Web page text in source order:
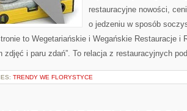
restauracyjne nowości,
o jedzeniu w sposób
to Wegetariańskie i Wegańskie Restauracje i
zdjęć i paru zdań”. To relacja z restauracyjnych
TRENDY WE FLORYSTYCE